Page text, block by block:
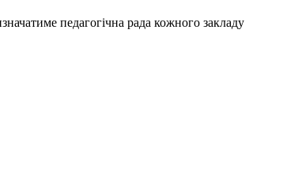
педагогічна рада кожного закладу